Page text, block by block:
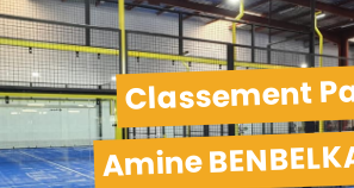
Classement
Amine